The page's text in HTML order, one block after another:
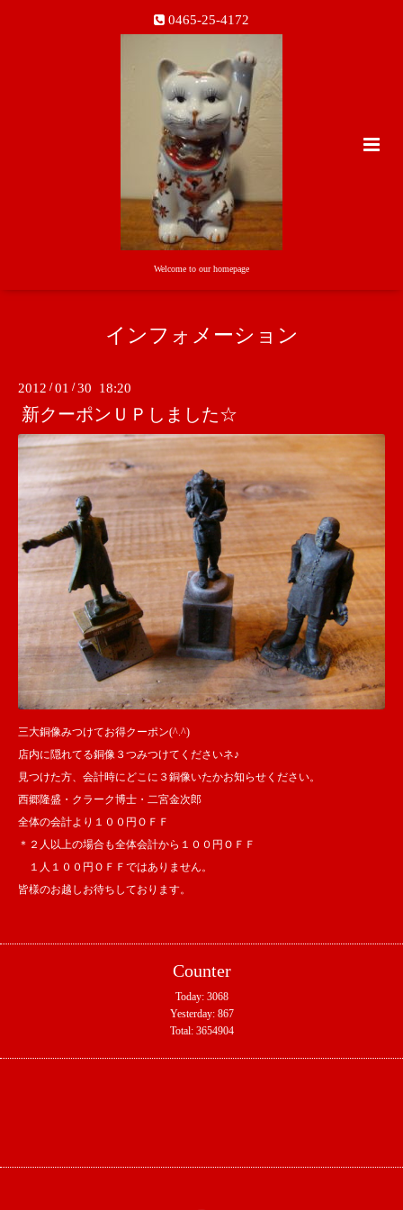
0465-25-4172
Welcome to our homepage
インフォメーション
2012 /01 /30 18:20
新クーポンＵＰしました☆
三大銅像みつけてお得クーポン(^.^)
店内に隠れてる銅像３つみつけてくださいネ♪
見つけた方、会計時にどこに３銅像いたかお知らせください。
西郷隆盛・クラーク博士・二宮金次郎
全体の会計より１００円ＯＦＦ
＊２人以上の場合も全体会計から１００円ＯＦＦ
１人１００円ＯＦＦではありません。
皆様のお越しお待ちしております。
Counter
Today: 3068
Yesterday: 867
Total: 3654904